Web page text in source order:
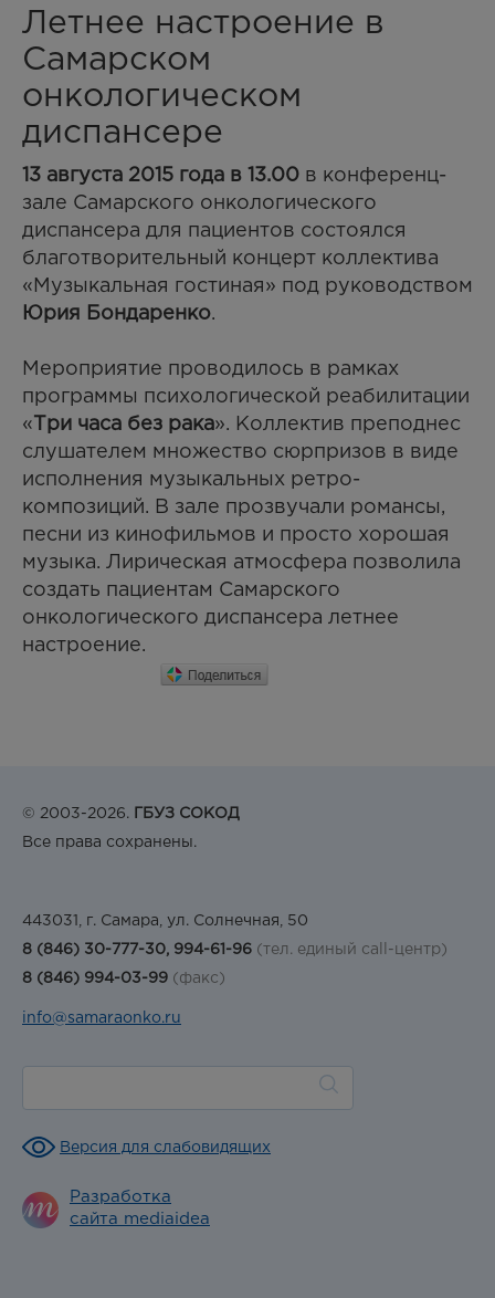
Летнее настроение в
Самарском
онкологическом
диспансере
13 августа 2015 года в 13.00 в конференц-
зале Самарского онкологического
диспансера для пациентов состоялся
благотворительный концерт коллектива
«Музыкальная гостиная» под руководством
Юрия Бондаренко.
Мероприятие проводилось в рамках
программы психологической реабилитации
«Три часа без рака». Коллектив преподнес
слушателем множество сюрпризов в виде
исполнения музыкальных ретро-
композиций. В зале прозвучали романсы,
песни из кинофильмов и просто хорошая
музыка. Лирическая атмосфера позволила
создать пациентам Самарского
онкологического диспансера летнее
настроение.
© 2003-2026. ГБУЗ СОКОД
Все права сохранены.
443031, г. Самара, ул. Солнечная, 50
8 (846) 30-777-30, 994-61-96 (тел. единый call-центр)
8 (846) 994-03-99 (факс)
info@samaraonko.ru
Версия для слабовидящих
Разработка
сайта mediaidea